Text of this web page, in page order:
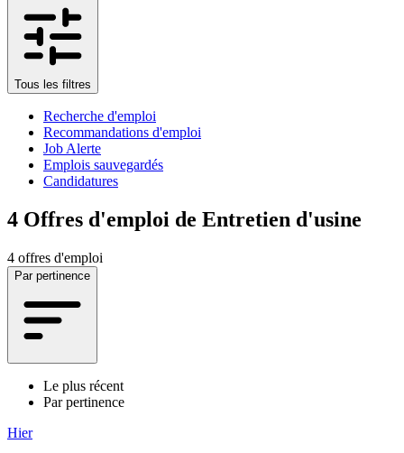
Tous les filtres
Recherche d'emploi
Recommandations d'emploi
Job Alerte
Emplois sauvegardés
Candidatures
4 Offres d'emploi de Entretien d'usine
4 offres d'emploi
Par pertinence
Le plus récent
Par pertinence
Hier